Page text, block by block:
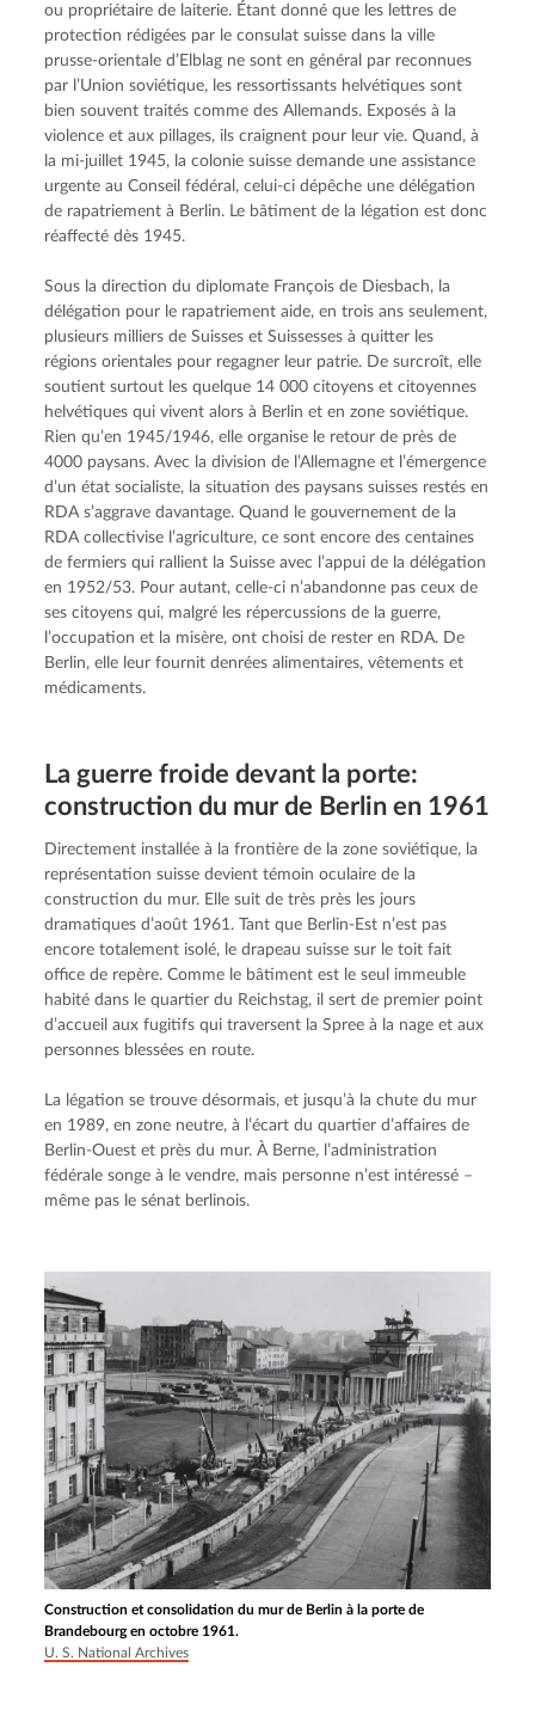
ou propriétaire de laiterie. Étant donné que les lettres de
protection rédigées par le consulat suisse dans la ville
prusse-orientale d’Elblag ne sont en général par reconnues
par l’Union soviétique, les ressortissants helvétiques sont
bien souvent traités comme des Allemands. Exposés à la
violence et aux pillages, ils craignent pour leur vie. Quand, à
la mi-juillet 1945, la colonie suisse demande une assistance
urgente au Conseil fédéral, celui-ci dépêche une délégation
de rapatriement à Berlin. Le bâtiment de la légation est donc
réaffecté dès 1945.
Sous la direction du diplomate François de Diesbach, la
délégation pour le rapatriement aide, en trois ans seulement,
plusieurs milliers de Suisses et Suissesses à quitter les
régions orientales pour regagner leur patrie. De surcroît, elle
soutient surtout les quelque 14 000 citoyens et citoyennes
helvétiques qui vivent alors à Berlin et en zone soviétique.
Rien qu’en 1945/1946, elle organise le retour de près de
4000 paysans. Avec la division de l’Allemagne et l’émergence
d’un état socialiste, la situation des paysans suisses restés en
RDA s’aggrave davantage. Quand le gouvernement de la
RDA collectivise l’agriculture, ce sont encore des centaines
de fermiers qui rallient la Suisse avec l’appui de la délégation
en 1952/53. Pour autant, celle-ci n’abandonne pas ceux de
ses citoyens qui, malgré les répercussions de la guerre,
l’occupation et la misère, ont choisi de rester en RDA. De
Berlin, elle leur fournit denrées alimentaires, vêtements et
médicaments.
La guerre froide devant la porte:
construc­tion du mur de Berlin en 1961
Directement installée à la frontière de la zone soviétique, la
représentation suisse devient témoin oculaire de la
construction du mur. Elle suit de très près les jours
dramatiques d’août 1961. Tant que Berlin-Est n’est pas
encore totalement isolé, le drapeau suisse sur le toit fait
office de repère. Comme le bâtiment est le seul immeuble
habité dans le quartier du Reichstag, il sert de premier point
d’accueil aux fugitifs qui traversent la Spree à la nage et aux
personnes blessées en route.
La légation se trouve désormais, et jusqu’à la chute du mur
en 1989, en zone neutre, à l’écart du quartier d’affaires de
Berlin-Ouest et près du mur. À Berne, l’administration
fédérale songe à le vendre, mais personne n’est intéressé –
même pas le sénat berlinois.
Construction et consolidation du mur de Berlin à la porte de
Brandebourg en octobre 1961.
U. S. National Archives